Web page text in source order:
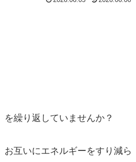
繰り返していませんか？
互いにエネルギーをすり減ら